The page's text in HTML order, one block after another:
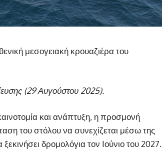
μεσογειακή κρουαζιέρα του
(29 Αυγούστου 2025).
και ανάπτυξη, η προσμονή
του στόλου να συνεχίζεται μέσω της
ξεκινήσει δρομολόγια τον Ιούνιο του 2027.